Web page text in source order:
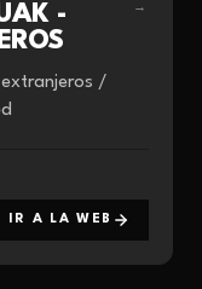
-
→
/
IR A LA WEB